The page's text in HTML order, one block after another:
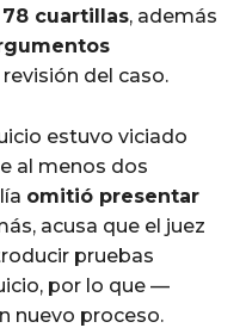
78 cuartillas, además
del caso.
estuvo viciado
al menos dos
omitió presentar
acusa que el juez
pruebas
por lo que —
nuevo proceso.